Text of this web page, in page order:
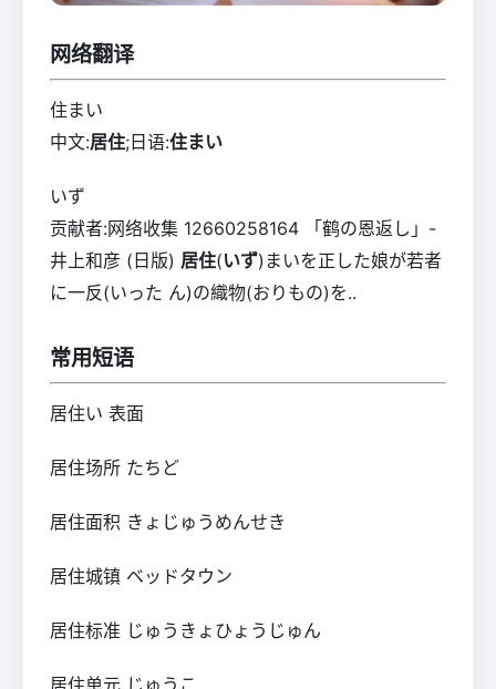
网络翻译
住まい
中文:居住;日语:住まい
いず
贡献者:网络收集 12660258164 「鹤の恩返し」-
井上和彦 (日版) 居住(いず)まいを正した娘が若者
に一反(いった ん)の織物(おりもの)を..
常用短语
居住い 表面
居住场所 たちど
居住面积 きょじゅうめんせき
居住城镇 ベッドタウン
居住标准 じゅうきょひょうじゅん
居住单元 じゅうこ